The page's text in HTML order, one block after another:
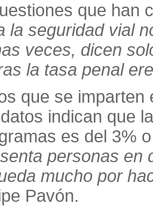
que han
la seguridad vial
veces, dicen
la tasa penal
que se
indican que
es del 3%
personas en
mucho por
Pavón.